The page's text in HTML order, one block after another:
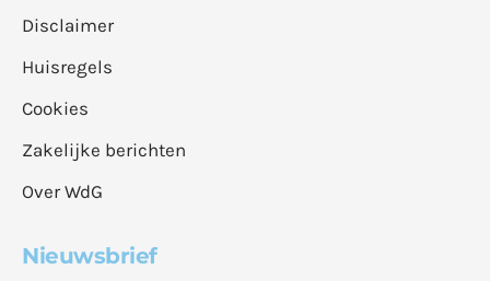
Disclaimer
Huisregels
Cookies
Zakelijke berichten
Over WdG
Nieuwsbrief